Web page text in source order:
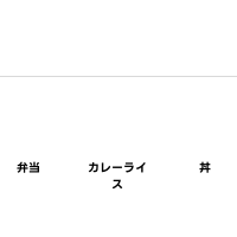
弁当
カレーライ
ス
丼